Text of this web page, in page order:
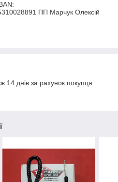
ПП Марчук Олексій
14 днів за рахунок покупця